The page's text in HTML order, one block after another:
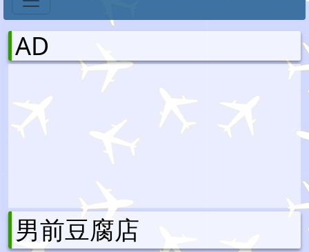
AD
男前豆腐店